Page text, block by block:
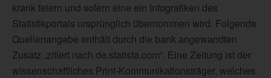
krank feiern und sofern eine ein Infografiken des
Statistikportals ursprünglich übernommen wird. Folgende
Quellenangabe enthält durch die bank angewandten
Zusatz „zitiert nach de.statista.com“. Eine Zeitung ist der
wissenschaftliches Print-Kommunikationsträger, welches